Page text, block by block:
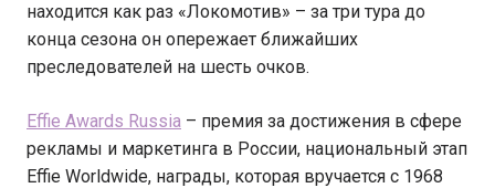
находится как раз «Локомотив» – за три тура до
конца сезона он опережает ближайших
преследователей на шесть очков.
Effie Awards Russia – премия за достижения в сфере
рекламы и маркетинга в России, национальный этап
Effie Worldwide, награды, которая вручается с 1968